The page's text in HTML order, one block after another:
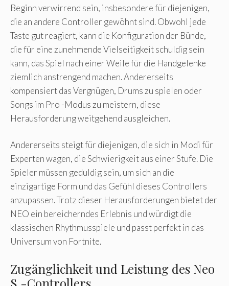
Beginn verwirrend sein, insbesondere für diejenigen,
die an andere Controller gewöhnt sind. Obwohl jede
Taste gut reagiert, kann die Konfiguration der Bünde,
die für eine zunehmende Vielseitigkeit schuldig sein
kann, das Spiel nach einer Weile für die Handgelenke
ziemlich anstrengend machen. Andererseits
kompensiert das Vergnügen, Drums zu spielen oder
Songs im Pro -Modus zu meistern, diese
Herausforderung weitgehend ausgleichen.
Andererseits steigt für diejenigen, die sich in Modi für
Experten wagen, die Schwierigkeit aus einer Stufe. Die
Spieler müssen geduldig sein, um sich an die
einzigartige Form und das Gefühl dieses Controllers
anzupassen. Trotz dieser Herausforderungen bietet der
NEO ein bereicherndes Erlebnis und würdigt die
klassischen Rhythmusspiele und passt perfekt in das
Universum von Fortnite.
Zugänglichkeit und Leistung des Neo